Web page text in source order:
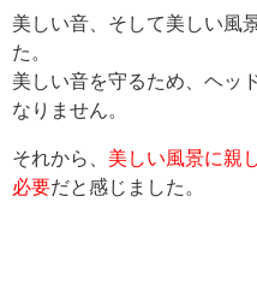
美しい音、そして美しい風
た。
美しい音を守るため、ヘッ
なりません。
それから、 美しい風景に親
必要だと感じました。